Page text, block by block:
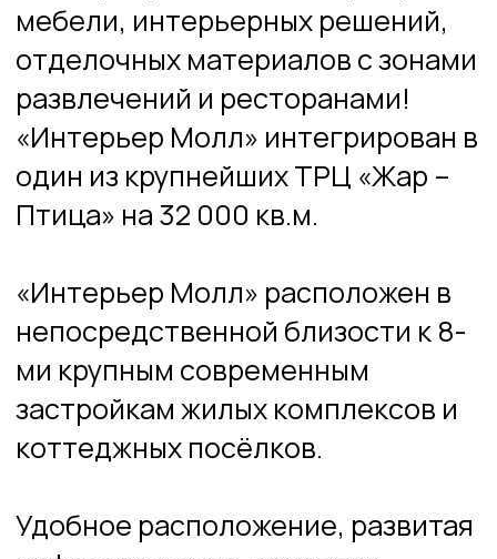
«Интерьер Молл» расположен в
непосредственной близости к 8-
ми крупным современным
застройкам жилых комплексов и
коттеджных посёлков.
Удобное расположение, развитая
инфраструктура, открытая
разнообразный ассортимент
товаров и услуг ждёт
покупателей.
32000 м²
GBA
GLA